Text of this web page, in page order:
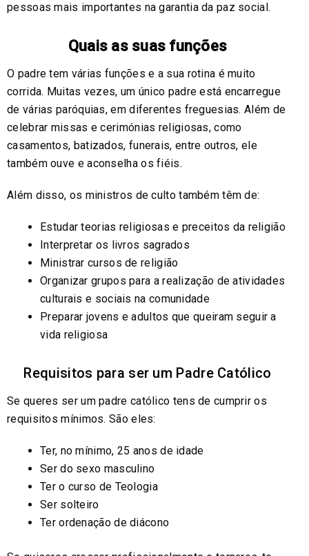
pessoas mais importantes na garantia da paz social.
Quais as suas funções
O padre tem várias funções e a sua rotina é muito
corrida. Muitas vezes, um único padre está encarregue
de várias paróquias, em diferentes freguesias. Além de
celebrar missas e cerimónias religiosas, como
casamentos, batizados, funerais, entre outros, ele
também ouve e aconselha os fiéis.
Além disso, os ministros de culto também têm de:
Estudar teorias religiosas e preceitos da religião
Interpretar os livros sagrados
Ministrar cursos de religião
Organizar grupos para a realização de atividades
culturais e sociais na comunidade
Preparar jovens e adultos que queiram seguir a
vida religiosa
Requisitos para ser um Padre Católico
Se queres ser um padre católico tens de cumprir os
requisitos mínimos. São eles:
Ter, no mínimo, 25 anos de idade
Ser do sexo masculino
Ter o curso de Teologia
Ser solteiro
Ter ordenação de diácono